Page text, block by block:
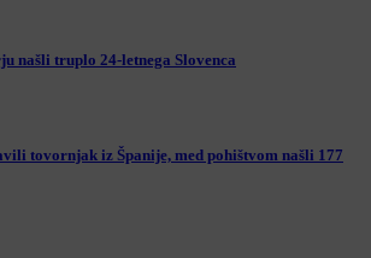
našli truplo 24-letnega Slovenca
tovornjak iz Španije, med pohištvom našli 177